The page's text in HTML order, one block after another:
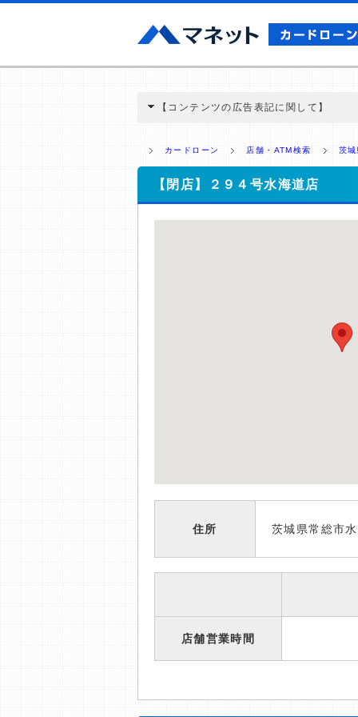
【コンテンツの広告表記に関して】
ミ収集などに基づき、公平性を担保した情
>提携企業一覧
カードローン 店舗・ATM検索 茨
【閉店】２９４号水海道店
住所 茨城県常総市
店舗営業時間